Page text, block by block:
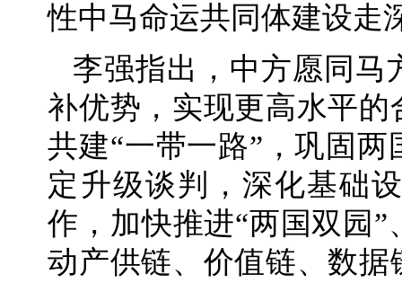
性中马命运共同体建设走
李强指出，中方愿同马
补优势，实现更高水平
共建“一带一路”，巩固
定升级谈判，深化基础
作，加快推进“两国双园
动产供链、价值链、数